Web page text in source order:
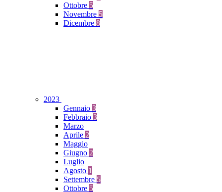
Ottobre 5
Novembre 5
Dicembre 8
2023
Gennaio 3
Febbraio 3
Marzo
Aprile 2
Maggio
Giugno 2
Luglio
Agosto 1
Settembre 5
Ottobre 5